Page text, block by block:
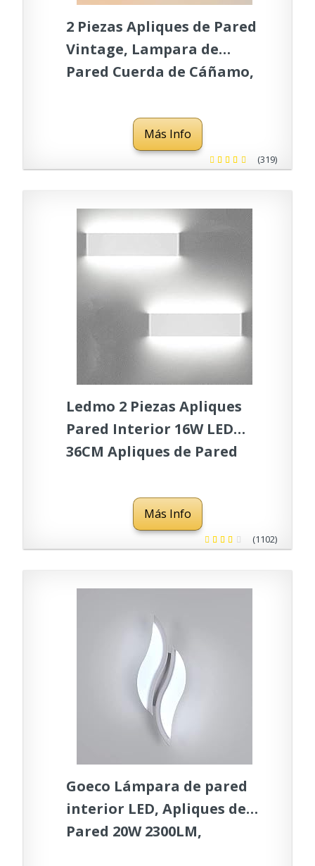
2 Piezas Apliques de Pared
Vintage, Lampara de
Pared Cuerda de Cáñamo,
Lámpara de Pared para
Pasillo Desván Dormitorio
Café Restaurante (No
Más Info
(319)
Ledmo 2 Piezas Apliques
Pared Interior 16W LED
36CM Apliques de Pared
Blanco Frío Para Lámpara
de Baño Sala de Estar
Dormitorio Escaleras
Más Info
(1102)
Goeco Lámpara de pared
interior LED, Apliques de
Pared 20W 2300LM,